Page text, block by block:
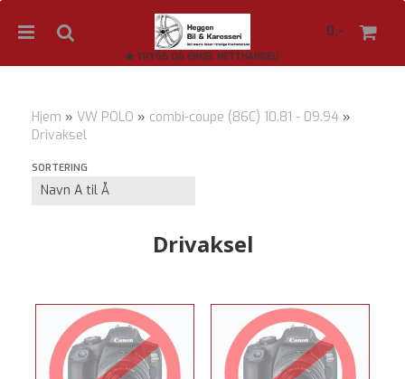
0,-
TRYGG OG ENKEL NETTHANDEL!
Hjem » VW POLO » combi-coupe (86C) 10.81 - 09.94 »
Drivaksel
SORTERING
Drivaksel